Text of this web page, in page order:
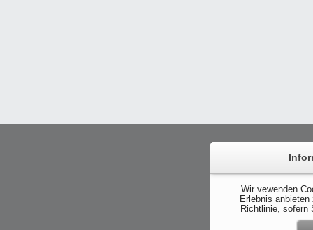
Wir vewenden
Erlebnis
Richtlinie, sofern